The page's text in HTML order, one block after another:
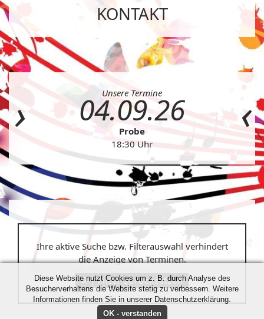
KONTAKT
Unsere Termine
04.09.26
Probe
18:30 Uhr
Ihre aktive Suche bzw. Filterauswahl verhindert
die Anzeige von Terminen.
Filter zurücksetzen
Diese Website nutzt Cookies um z. B. durch Analyse des
Besucherverhaltens die Website stetig zu verbessern. Weitere
Informationen finden Sie in unserer Datenschutzerklärung.